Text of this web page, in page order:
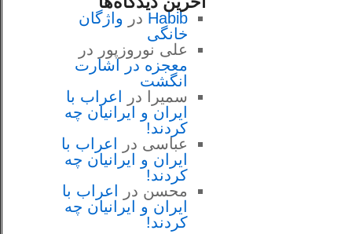
Habib در واژگان
خانگی
علی نوروزپور در
معجزه در اشارت
انگشت
سمیرا
در
اعراب با
ايران و ايرانيان چه
كردند!
عباسی در
اعراب با
ايران و ايرانيان چه
كردند!
محسن در
اعراب با
ايران و ايرانيان چه
كردند!